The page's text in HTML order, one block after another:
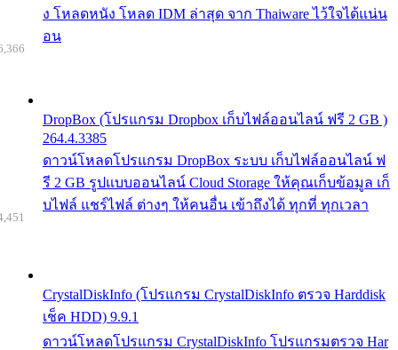
ง โหลดหนัง โหลด IDM ล่าสุด จาก Thaiware ไว้ใจได้แน่น
อน
DropBox (โปรแกรม Dropbox เก็บไฟล์ออนไลน์ ฟรี 2 GB )
264.4.3385
ดาวน์โหลดโปรแกรม DropBox ระบบ เก็บไฟล์ออนไลน์ ฟ
รี 2 GB รูปแบบออนไลน์ Cloud Storage ให้คุณเก็บข้อมูล เก็
บไฟล์ แชร์ไฟล์ ต่างๆ ให้คนอื่น เข้าถึงได้ ทุกที่ ทุกเวลา
CrystalDiskInfo (โปรแกรม CrystalDiskInfo ตรวจ Harddisk
เช็ค HDD) 9.9.1
ดาวน์โหลดโปรแกรม CrystalDiskInfo โปรแกรมตรวจ Har